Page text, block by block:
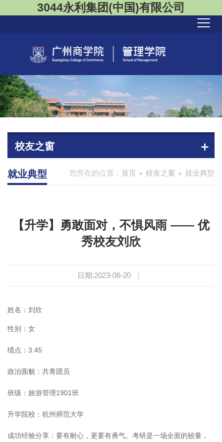
3044永利集团(中国)有限公司
校友之窗
您所在的位置： 首页 校友之窗 就业典型
就业典型
【升学】勇敢面对，不惧风雨 —— 优
秀校友刘欣
日期:2023-06-20 |
姓名：刘欣
性别：女
绩点：3.45
政治面貌：共青团员
班级：旅游管理1901班
升学院校：杭州师范大学
成功经验分享：要有耐心，更要有勇气。考研是一场全面的较量，